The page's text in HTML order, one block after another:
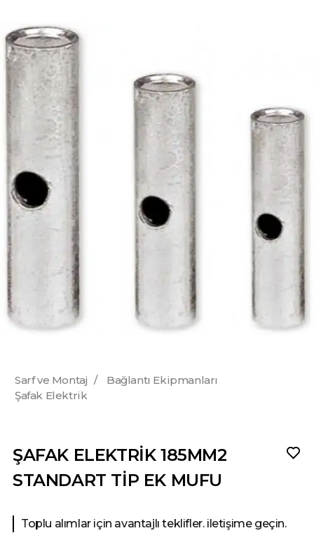
Sarf ve Montaj /
Bağlantı Ekipmanları
Şafak Elektrik
ŞAFAK ELEKTRİK 185MM2
STANDART TİP EK MUFU
Toplu alımlar için avantajlı teklifler. iletişime geçin.